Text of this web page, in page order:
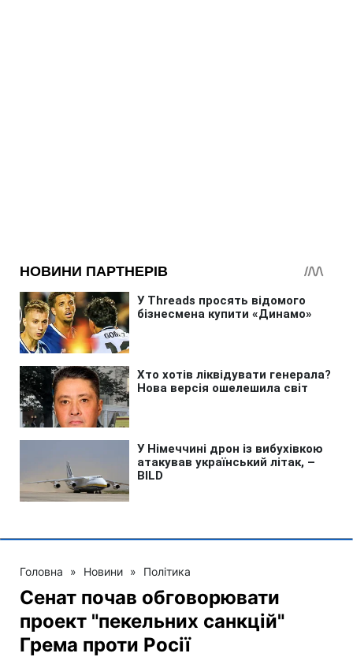
Головна » Новини » Політика
Сенат почав обговорювати
проект "пекельних санкцій"
Грема проти Росії